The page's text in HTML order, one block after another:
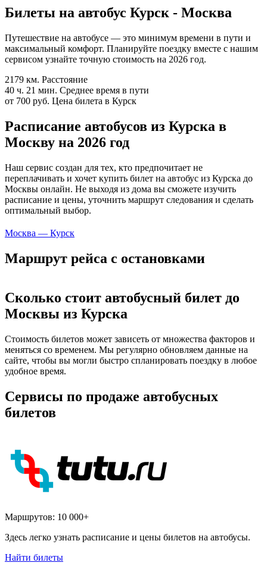
Билеты на автобус Курск - Москва
Путешествие на автобусе — это минимум времени в пути и
максимальный комфорт. Планируйте поездку вместе с нашим
сервисом узнайте точную стоимость на 2026 год.
2179 км. Расстояние
40 ч. 21 мин. Среднее время в пути
от 700 руб. Цена билета в Курск
Расписание автобусов из Курска в
Москву на 2026 год
Наш сервис создан для тех, кто предпочитает не
переплачивать и хочет купить билет на автобус из Курска до
Москвы онлайн. Не выходя из дома вы сможете изучить
расписание и цены, уточнить маршрут следования и сделать
оптимальный выбор.
Москва — Курск
Маршрут рейса с остановками
Сколько стоит автобусный билет до
Москвы из Курска
Стоимость билетов может зависеть от множества факторов и
меняться со временем. Мы регулярно обновляем данные на
сайте, чтобы вы могли быстро спланировать поездку в любое
удобное время.
Сервисы по продаже автобусных
билетов
Маршрутов: 10 000+
Здесь легко узнать расписание и цены билетов на автобусы.
Найти билеты